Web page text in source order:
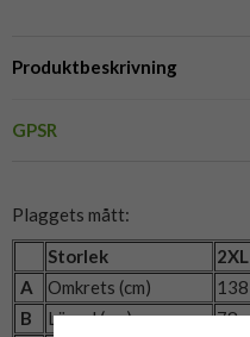
Produktbeskrivning
GPSR
Plaggets mått:
Storlek
2XL
A
Omkrets (cm) 138
B
Längd (cm) 78